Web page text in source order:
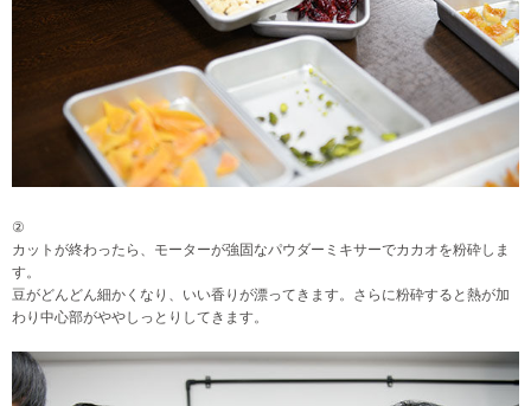
②
カットが終わったら、モーターが強固なパウダーミキサーでカカオを粉砕しま
す。
豆がどんどん細かくなり、いい香りが漂ってきます。さらに粉砕すると熱が加
わり中心部がややしっとりしてきます。